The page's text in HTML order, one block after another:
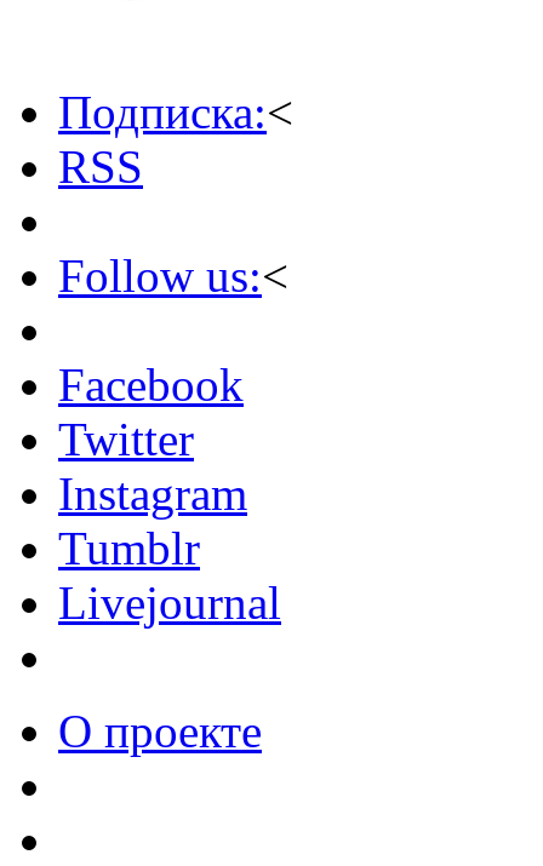
Подписка:<
RSS
Follow us:<
Facebook
Twitter
Instagram
Tumblr
Livejournal
О проекте